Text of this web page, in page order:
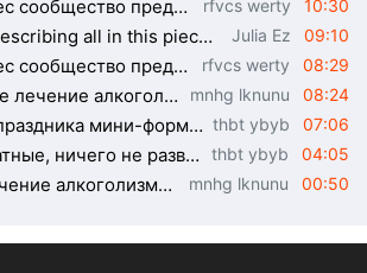
rfvcs werty 10:30
в Санкт-Петербурге сильно отличается …
등록자
Julia Ez 등록일
09:10
piece of writing is truly nice, every one ca…
등록자
rfvcs werty 등록일
08:29
в Санкт-Петербурге сильно отличается …
등록자
mnhg lknunu 등록일
08:24
держится уже полгода благодаря кодировке…
등록자
thbt ybyb 등록일
07:06
подошел идеально. https://indianmakaan.com/au…
등록자
thbt ybyb 등록일
04:05
в руках. https://homeuganda.com/agent…
등록자
mnhg lknunu 등록일
00:50
поддержку родственников, это очень нужн…